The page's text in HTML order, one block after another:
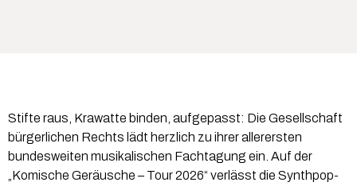
Stifte raus, Krawatte binden, aufgepasst: Die Gesellschaft
bürgerlichen Rechts lädt herzlich zu ihrer allerersten
bundesweiten musikalischen Fachtagung ein. Auf der
„Komische Geräusche – Tour 2026“ verlässt die Synthpop-